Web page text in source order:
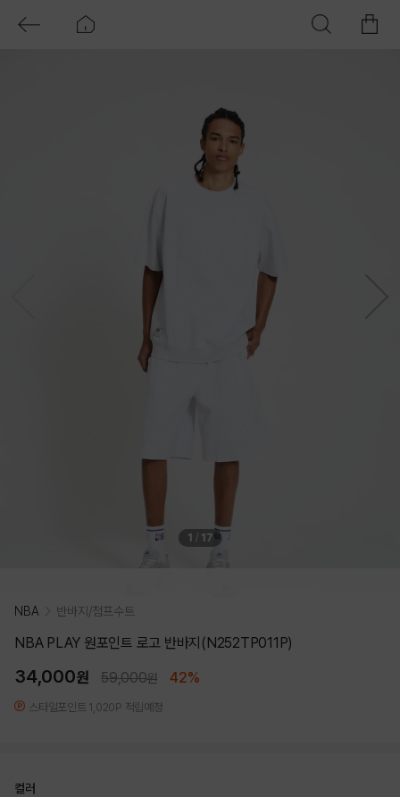
1 / 17
NBA 반바지/점프수트
NBA PLAY 원포인트 로고 반바지(N252TP011P)
34,000원 59,000원 42%
스타일포인트 1,020P 적립예정
컬러